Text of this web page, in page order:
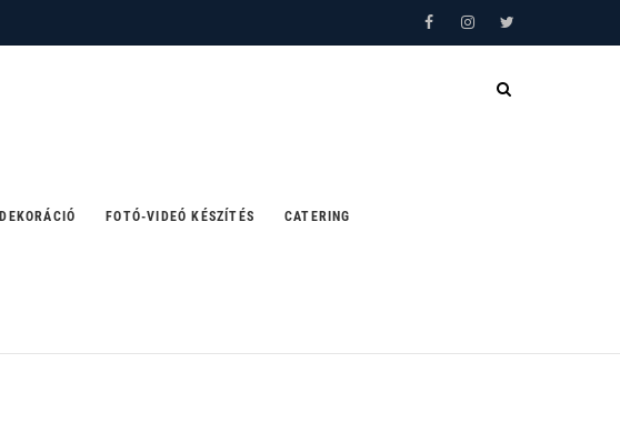
FacebookInstagramTwitter
DEKORÁCIÓ FOTÓ-VIDEÓ KÉSZÍTÉS CATERING